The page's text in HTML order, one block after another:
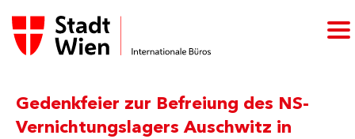
Gedenkfeier zur Befreiung des NS-
Vernichtungslagers Auschwitz in